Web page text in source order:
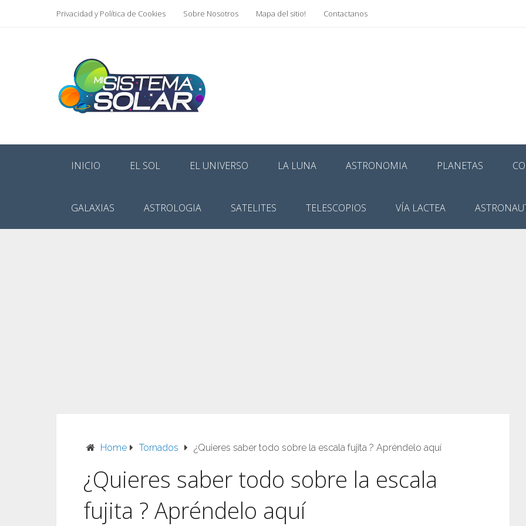
Privacidad y Política de Cookies Sobre Nosotros Mapa del sitio! Contactanos
INICIO EL SOL EL UNIVERSO LA LUNA ASTRONOMIA PLANETAS
GALAXIAS ASTROLOGIA SATELITES TELESCOPIOS VÍA LACTEA
Home Tornados ¿Quieres saber todo sobre la escala fujita ? Apréndelo aquí
¿Quieres saber todo sobre la escala
fujita ? Apréndelo aquí